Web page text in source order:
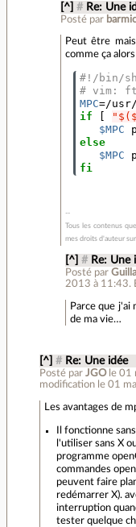
[^] # Re: Une
Posté par barmic
Peut être
comme ça alors
#!/bin/sh
# vim:
MPC=
if
$MPC
else
$MPC
fi
Tous les contenus
mes droits d'auteur
[^] # Re: Une
Posté par
2013 à 11:43.
Parce que
de ma vie…
[^] # Re: Une idée
Posté par JGO le 01
modification le 01
Les avantages de
Il fonctionne
l'utiliser sans X
programme
commandes
peuvent faire
redémarrer X).
interruption
tester quelque